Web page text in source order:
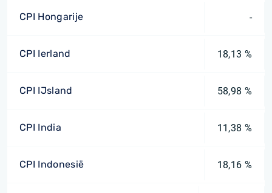
CPI Hongarije -
CPI Ierland 18,13 %
CPI IJsland 58,98 %
CPI India 11,38 %
CPI Indonesië 18,16 %